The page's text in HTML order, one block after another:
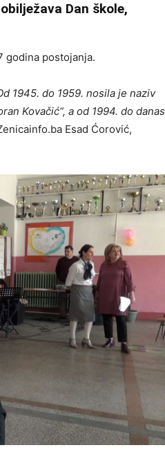
Dan škole,
godina postojanja.
1945. do 1959. nosila je naziv
Kovačić“, a od 1994. do danas
Esad Ćorović,